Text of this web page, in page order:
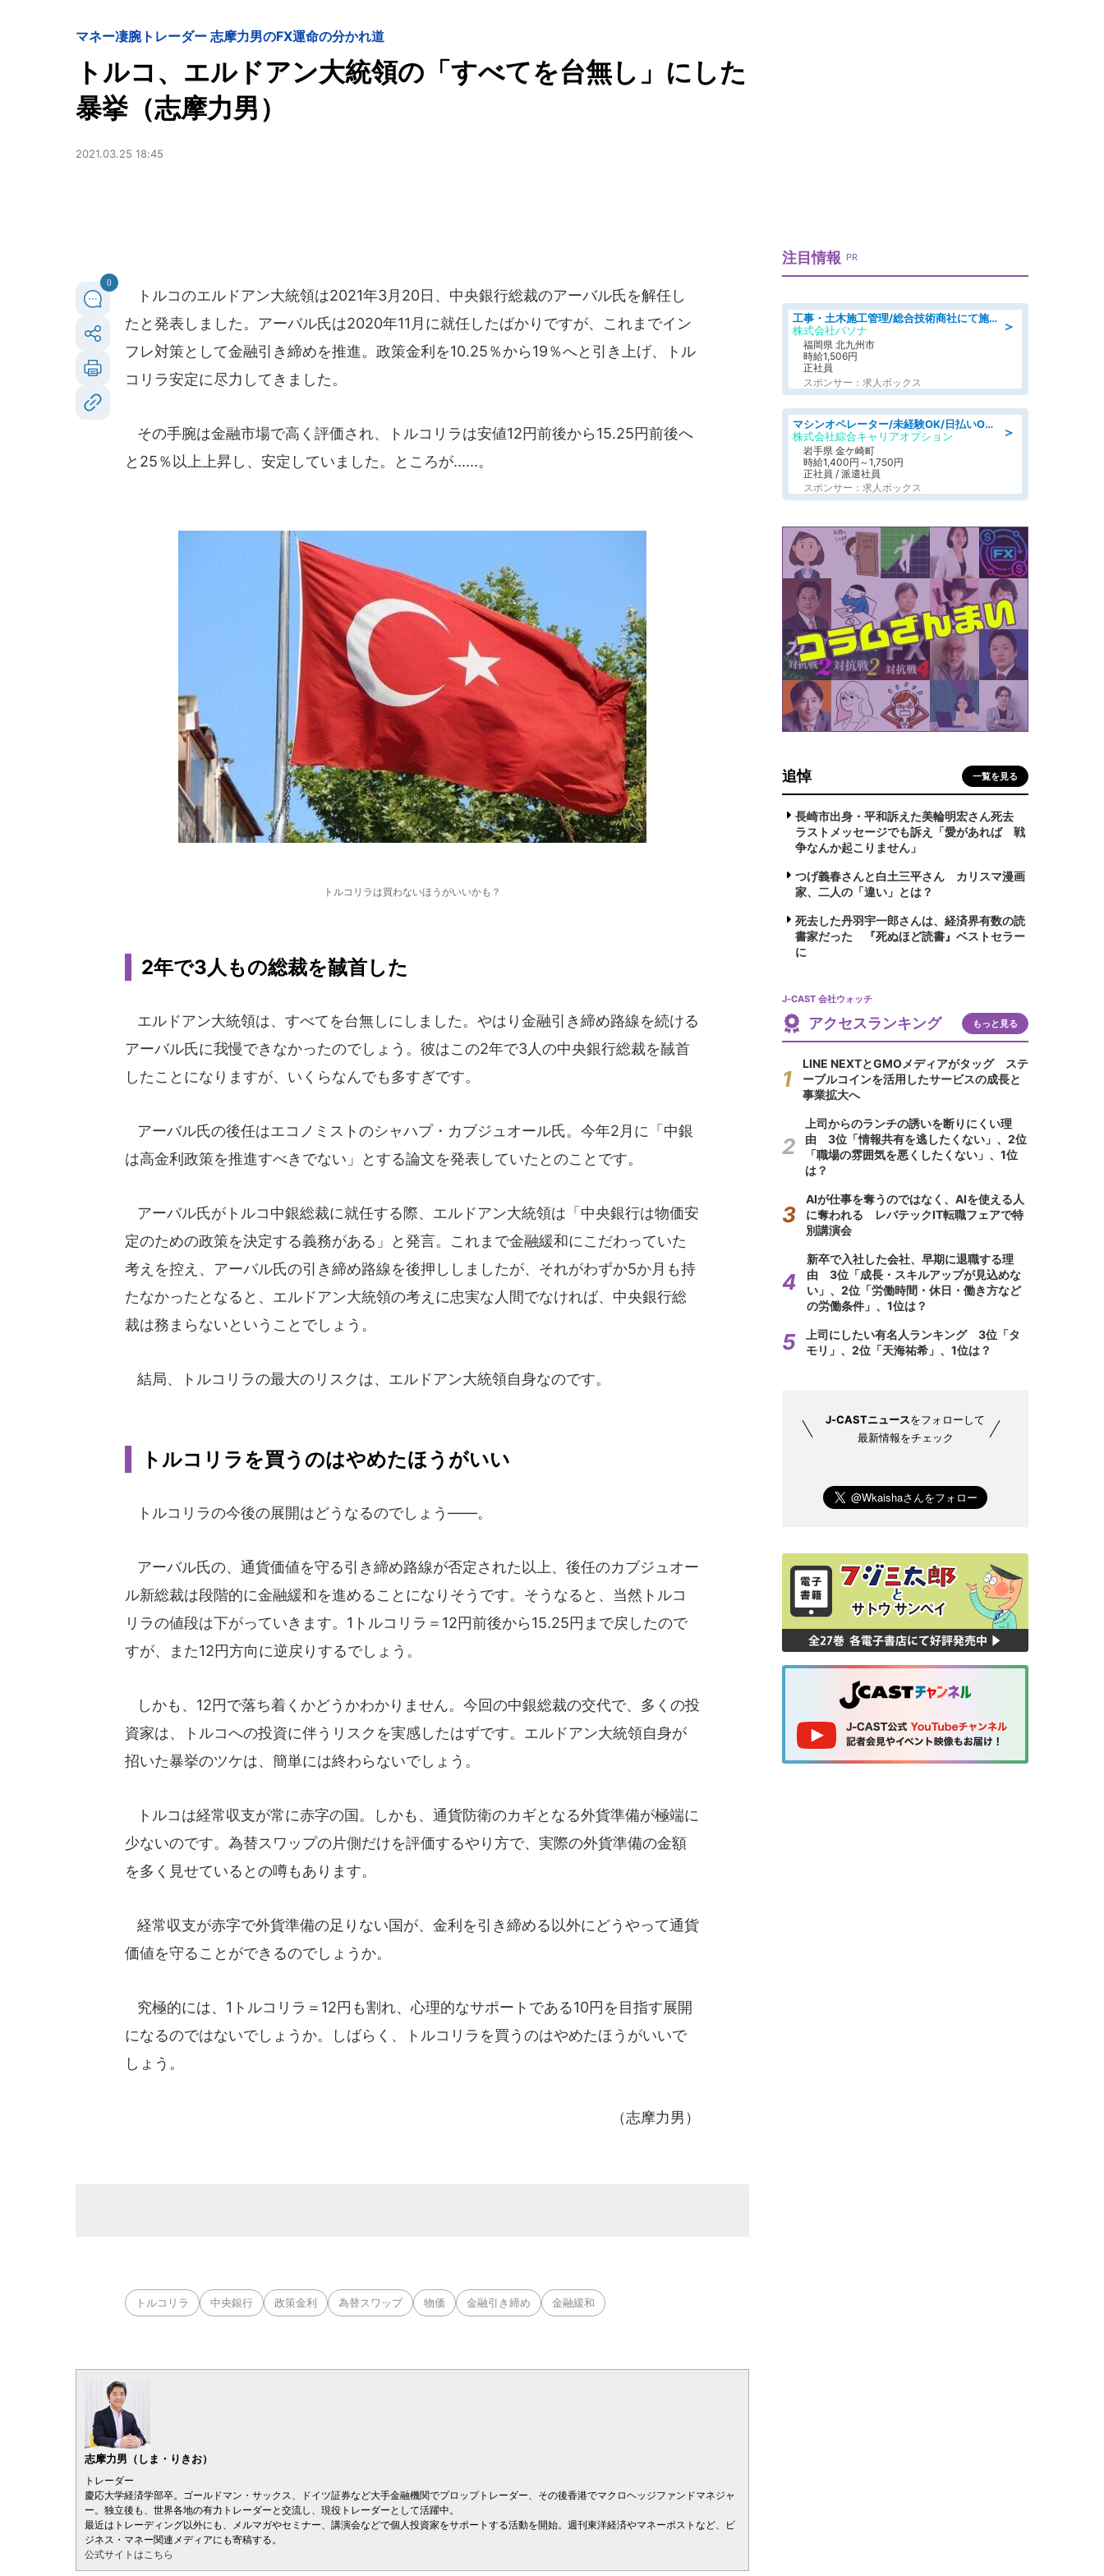
マネー凄腕トレーダー 志摩力男のFX運命の分かれ道
トルコ、エルドアン大統領の「すべてを台無し」にした
暴挙（志摩力男）
2021.03.25 18:45
0
トルコのエルドアン大統領は2021年3月20日、中央銀行総裁のアーバル氏を解任し
たと発表しました。アーバル氏は2020年11月に就任したばかりですが、これまでイン
フレ対策として金融引き締めを推進。政策金利を10.25％から19％へと引き上げ、トル
コリラ安定に尽力してきました。
その手腕は金融市場で高く評価され、トルコリラは安値12円前後から15.25円前後へ
と25％以上上昇し、安定していました。ところが......。
トルコリラは買わないほうがいいかも？
2年で3人もの総裁を馘首した
エルドアン大統領は、すべてを台無しにしました。やはり金融引き締め路線を続ける
アーバル氏に我慢できなかったのでしょう。彼はこの2年で3人の中央銀行総裁を馘首
したことになりますが、いくらなんでも多すぎです。
アーバル氏の後任はエコノミストのシャハプ・カブジュオール氏。今年2月に「中銀
は高金利政策を推進すべきでない」とする論文を発表していたとのことです。
アーバル氏がトルコ中銀総裁に就任する際、エルドアン大統領は「中央銀行は物価安
定のための政策を決定する義務がある」と発言。これまで金融緩和にこだわっていた
考えを控え、アーバル氏の引き締め路線を後押ししましたが、それがわずか5か月も持
たなかったとなると、エルドアン大統領の考えに忠実な人間でなければ、中央銀行総
裁は務まらないということでしょう。
結局、トルコリラの最大のリスクは、エルドアン大統領自身なのです。
トルコリラを買うのはやめたほうがいい
トルコリラの今後の展開はどうなるのでしょう――。
アーバル氏の、通貨価値を守る引き締め路線が否定された以上、後任のカブジュオー
ル新総裁は段階的に金融緩和を進めることになりそうです。そうなると、当然トルコ
リラの値段は下がっていきます。1トルコリラ＝12円前後から15.25円まで戻したので
すが、また12円方向に逆戻りするでしょう。
しかも、12円で落ち着くかどうかわかりません。今回の中銀総裁の交代で、多くの投
資家は、トルコへの投資に伴うリスクを実感したはずです。エルドアン大統領自身が
招いた暴挙のツケは、簡単には終わらないでしょう。
トルコは経常収支が常に赤字の国。しかも、通貨防衛のカギとなる外貨準備が極端に
少ないのです。為替スワップの片側だけを評価するやり方で、実際の外貨準備の金額
を多く見せているとの噂もあります。
経常収支が赤字で外貨準備の足りない国が、金利を引き締める以外にどうやって通貨
価値を守ることができるのでしょうか。
究極的には、1トルコリラ＝12円も割れ、心理的なサポートである10円を目指す展開
になるのではないでしょうか。しばらく、トルコリラを買うのはやめたほうがいいで
しょう。
（志摩力男）
トルコリラ 中央銀行 政策金利 為替スワップ 物価 金融引き締め 金融緩和
志摩力男（しま・りきお）
トレーダー
慶応大学経済学部卒。ゴールドマン・サックス、ドイツ証券など大手金融機関でプロップトレーダー、その後香港でマクロヘッジファンドマネジャ
ー。独立後も、世界各地の有力トレーダーと交流し、現役トレーダーとして活躍中。
最近はトレーディング以外にも、メルマガやセミナー、講演会などで個人投資家をサポートする活動を開始。週刊東洋経済やマネーポストなど、ビ
ジネス・マネー関連メディアにも寄稿する。
公式サイトはこちら
注目情報 PR
＞
工事・土木施工管理/総合技術商社にて施工管理のお仕事/即日勤務可/車通勤可/工事・土木施工管理/生産・品質管理
株式会社パソナ
福岡県 北九州市
時給1,506円
正社員
スポンサー：求人ボックス
＞
マシンオペレーター/未経験OK/日払いOK/寮完備/交替制/20・30・40代活躍中
株式会社綜合キャリアオプション
岩手県 金ケ崎町
時給1,400円～1,750円
正社員 / 派遣社員
スポンサー：求人ボックス
追悼 一覧を見る
長崎市出身・平和訴えた美輪明宏さん死去
ラストメッセージでも訴え「愛があれば 戦
争なんか起こりません」
つげ義春さんと白土三平さん カリスマ漫画
家、二人の「違い」とは？
死去した丹羽宇一郎さんは、経済界有数の読
書家だった 『死ぬほど読書』ベストセラー
に
J-CAST 会社ウォッチ
アクセスランキング もっと見る
LINE NEXTとGMOメディアがタッグ ステ
ーブルコインを活用したサービスの成長と
事業拡大へ
上司からのランチの誘いを断りにくい理
由 3位「情報共有を逃したくない」、2位
「職場の雰囲気を悪くしたくない」、1位
は？
AIが仕事を奪うのではなく、AIを使える人
に奪われる レバテックIT転職フェアで特
別講演会
新卒で入社した会社、早期に退職する理
由 3位「成長・スキルアップが見込めな
い」、2位「労働時間・休日・働き方など
の労働条件」、1位は？
上司にしたい有名人ランキング 3位「タ
モリ」、2位「天海祐希」、1位は？
J-CASTニュースをフォローして
最新情報をチェック